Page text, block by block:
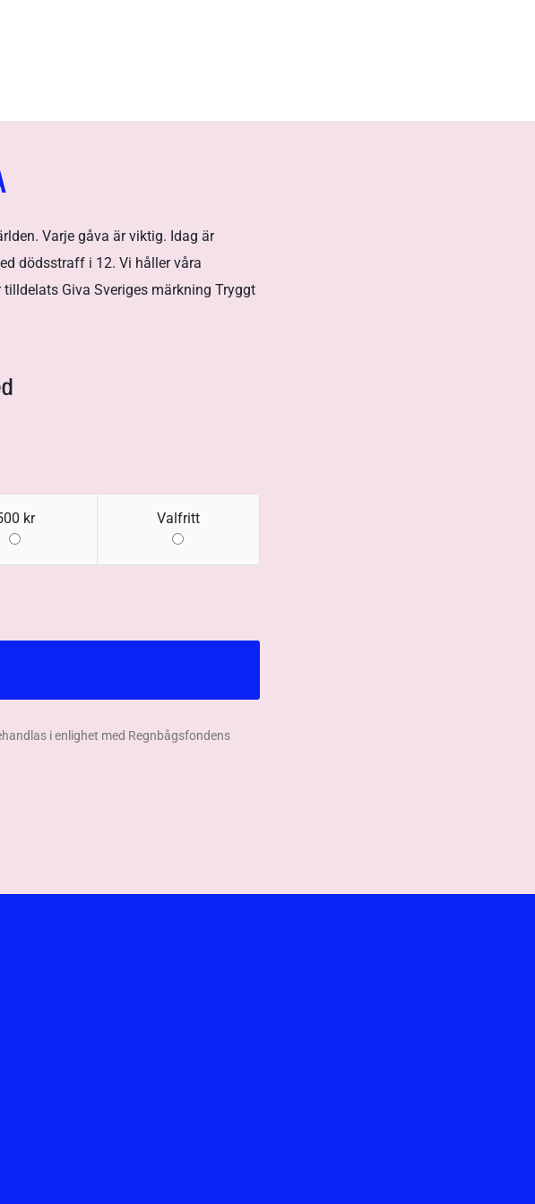
Varje gåva är viktig. Idag är
dödsstraff i 12. Vi håller våra
Giva Sveriges märkning Tryggt
kr Valfritt
i enlighet med Regnbågsfondens